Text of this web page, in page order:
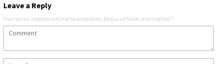
Leave a Reply
Your email address will not be published. Required fields are marked *